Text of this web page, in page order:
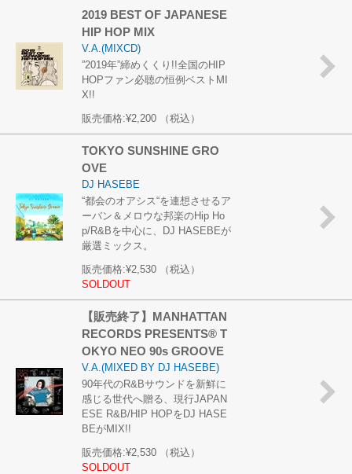
2019 BEST OF JAPANESE
HIP HOP MIX
V.A.(MIXCD)
”2019年”締めくくり!!全国のHIP
HOPファン必聴の恒例ベストMI
X!!
販売価格:¥2,200 （税込）
TOKYO SUNSHINE GRO
OVE
DJ HASEBE
“都会のオアシス“を連想させるア
ーバン＆メロウな邦楽のHip Ho
p/R&Bを中心に、DJ HASEBEが
厳選ミックス。
販売価格:¥2,530
（税込）
SOLDOUT
【販売終了】MANHATTAN
RECORDS PRESENTS® T
OKYO NEO 90s GROOVE
V.A.(MIXED BY DJ HASEBE)
90年代のR&Bサウンドを新鮮に
感じる世代へ贈る、現行JAPAN
ESE R&B/HIP HOPをDJ HASE
BEがMIX!!
販売価格:¥2,530
（税込）
SOLDOUT